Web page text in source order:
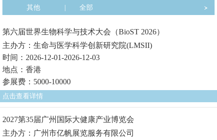
其他
全部
第六届世界生物科学与技术大会（BioST 2026）
主办方：生命与医学科学创新研究院(LMSII)
时间：2026-12-01-2026-12-03
地点：香港
参展费：5000-10000
点击查看详情
2027第35届广州国际大健康产业博览会
主办方：广州市亿帆展览服务有限公司